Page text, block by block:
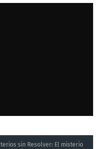
sin Resolver: El misterio